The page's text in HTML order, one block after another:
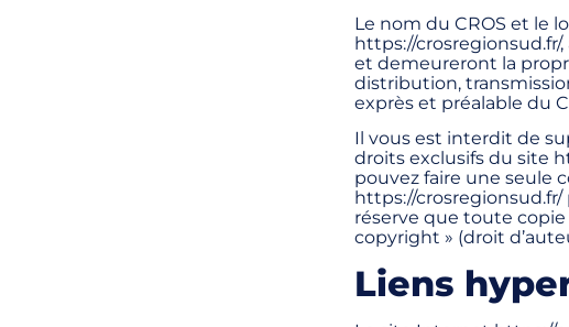
Le nom du CROS et le
https://crosregionsud.fr/
et demeureront la
distribution,
exprès et préalable du
Il vous est interdit de
droits exclusifs du site
pouvez faire une seule
https://
réserve que toute
copyright » (droit
Liens